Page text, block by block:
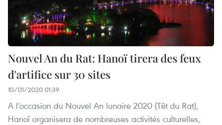
Nouvel An du Rat: Hanoï tirera des feux
d'artifice sur 30 sites
10/01/2020 01:39
A l’occasion du Nouvel An lunaire 2020 (Têt du Rat),
Hanoï organisera de nombreuses activités culturelles,